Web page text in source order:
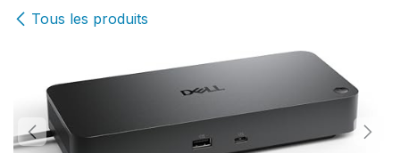
Tous les produits